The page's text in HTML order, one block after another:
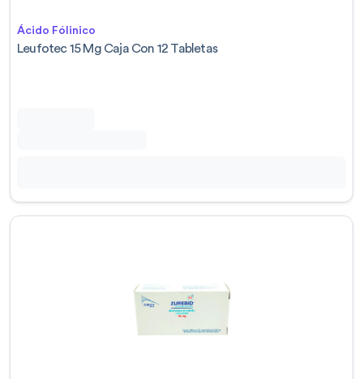
Ácido Fólinico
Leufotec 15 Mg Caja Con 12 Tabletas